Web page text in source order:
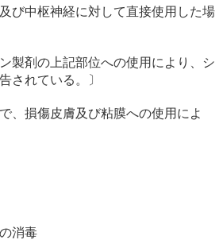
び中枢神経に対して直接使用した場
製剤の上記部位への使用により、シ
されている。〕
、損傷皮膚及び粘膜への使用によ
消毒